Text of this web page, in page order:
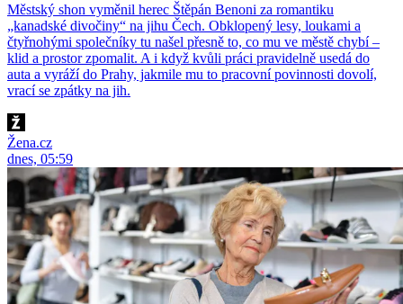
Městský shon vyměnil herec Štěpán Benoni za romantiku
„kanadské divočiny“ na jihu Čech. Obklopený lesy, loukami a
čtyřnohými společníky tu našel přesně to, co mu ve městě chybí –
klid a prostor zpomalit. A i když kvůli práci pravidelně usedá do
auta a vyráží do Prahy, jakmile mu to pracovní povinnosti dovolí,
vrací se zpátky na jih.
Žena.cz
dnes, 05:59